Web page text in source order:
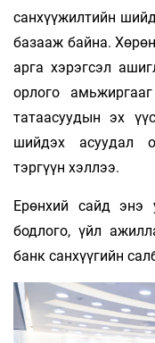
санхүүжилтийн
базааж байна.
арга хэрэгсэл
орлого
татаасуудын эх
шийдэх асуудал
тэргүүн хэллээ.
Ерөнхий сайд энэ
бодлого, үйл
банк санхүүгийн